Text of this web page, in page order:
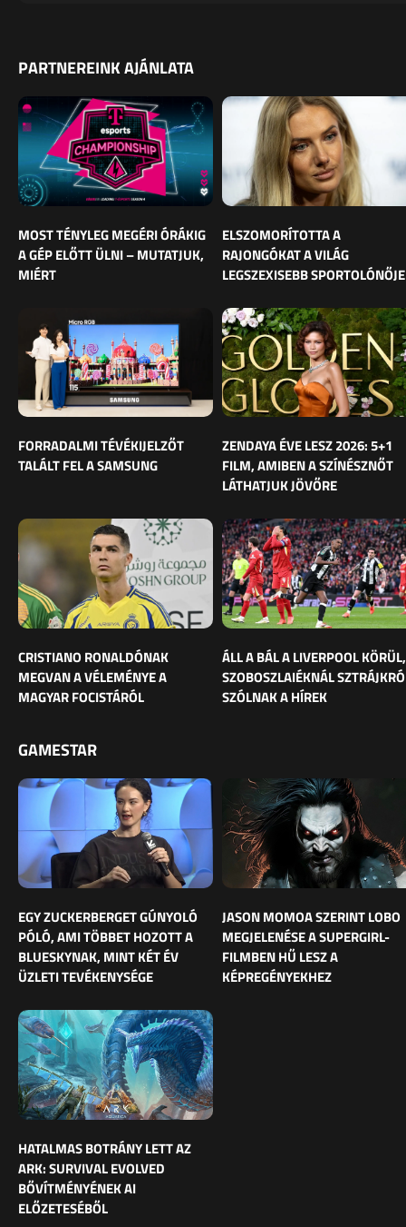
PARTNEREINK AJÁNLATA
MOST TÉNYLEG MEGÉRI ÓRÁKIG
A GÉP ELŐTT ÜLNI – MUTATJUK,
MIÉRT
ELSZOMORÍTOTTA A
RAJONGÓKAT A VILÁG
LEGSZEXISEBB SPORTOLÓNŐJE
FORRADALMI TÉVÉKIJELZŐT
TALÁLT FEL A SAMSUNG
ZENDAYA ÉVE LESZ 2026: 5+1
FILM, AMIBEN A SZÍNÉSZNŐT
LÁTHATJUK JÖVŐRE
CRISTIANO RONALDÓNAK
MEGVAN A VÉLEMÉNYE A
MAGYAR FOCISTÁRÓL
ÁLL A BÁL A LIVERPOOL KÖRÜL,
SZOBOSZLAIÉKNÁL
SZÓLNAK A HÍREK
GAMESTAR
EGY ZUCKERBERGET GÚNYOLÓ
PÓLÓ, AMI TÖBBET HOZOTT A
BLUESKYNAK, MINT KÉT ÉV
ÜZLETI TEVÉKENYSÉGE
JASON MOMOA SZERINT LOBO
MEGJELENÉSE A SUPERGIRL-
FILMBEN HŰ LESZ A
KÉPREGÉNYEKHEZ
HATALMAS BOTRÁNY LETT AZ
ARK: SURVIVAL EVOLVED
BŐVÍTMÉNYÉNEK AI
ELŐZETESÉBŐL